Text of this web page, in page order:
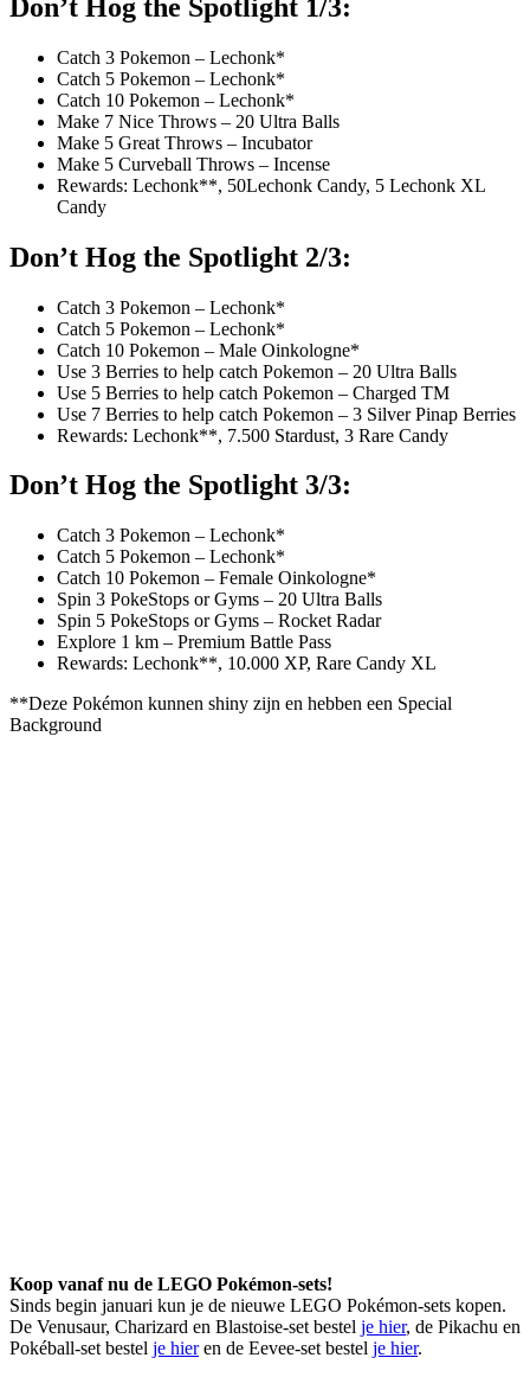
Don’t Hog the Spotlight 1/3:
Catch 3 Pokemon – Lechonk*
Catch 5 Pokemon – Lechonk*
Catch 10 Pokemon – Lechonk*
Make 7 Nice Throws – 20 Ultra Balls
Make 5 Great Throws – Incubator
Make 5 Curveball Throws – Incense
Rewards: Lechonk**, 50Lechonk Candy, 5 Lechonk XL
Candy
Don’t Hog the Spotlight 2/3:
Catch 3 Pokemon – Lechonk*
Catch 5 Pokemon – Lechonk*
Catch 10 Pokemon – Male Oinkologne*
Use 3 Berries to help catch Pokemon – 20 Ultra Balls
Use 5 Berries to help catch Pokemon – Charged TM
Use 7 Berries to help catch Pokemon – 3 Silver Pinap Berries
Rewards: Lechonk**, 7.500 Stardust, 3 Rare Candy
Don’t Hog the Spotlight 3/3:
Catch 3 Pokemon – Lechonk*
Catch 5 Pokemon – Lechonk*
Catch 10 Pokemon – Female Oinkologne*
Spin 3 PokeStops or Gyms – 20 Ultra Balls
Spin 5 PokeStops or Gyms – Rocket Radar
Explore 1 km – Premium Battle Pass
Rewards: Lechonk**, 10.000 XP, Rare Candy XL
**Deze Pokémon kunnen shiny zijn en hebben een Special
Background
Koop vanaf nu de LEGO Pokémon-sets!
Sinds begin januari kun je de nieuwe LEGO Pokémon-sets kopen.
De Venusaur, Charizard en Blastoise-set bestel je hier, de Pikachu en
Pokéball-set bestel je hieren de Eevee-set bestel je hier.